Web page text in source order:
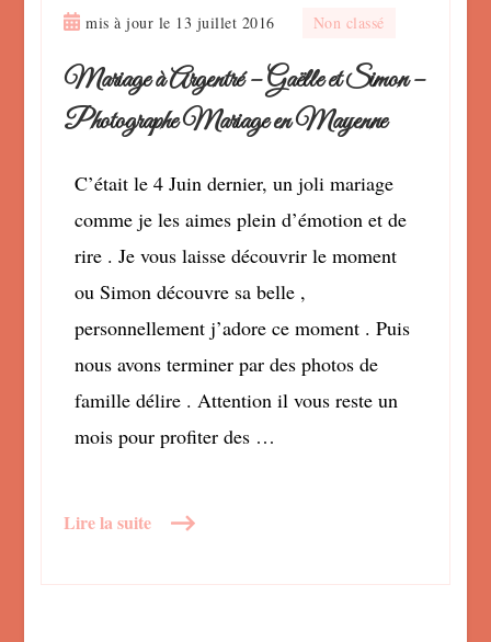
mis à jour le 13 juillet 2016 Non classé
Mariage à Argentré – Gaëlle et Simon –
Photographe Mariage en Mayenne
C’était le 4 Juin dernier, un joli mariage
comme je les aimes plein d’émotion et de
rire . Je vous laisse découvrir le moment
ou Simon découvre sa belle ,
personnellement j’adore ce moment . Puis
nous avons terminer par des photos de
famille délire . Attention il vous reste un
mois pour profiter des …
Lire la suite